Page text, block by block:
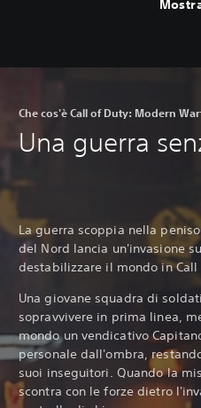
Che cos'è Call of Duty: Modern
Una guerra
La guerra scoppia nella
del Nord lancia un'invasione
destabilizzare il mondo in
Una giovane squadra di
sopravvivere in prima linea,
mondo un vendicativo
personale dall'ombra,
suoi inseguitori. Quando la
scontra con le forze dietro